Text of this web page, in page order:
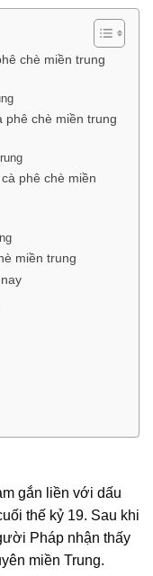
chè miền trung
phê chè miền trung
phê chè miền
miền trung
gắn liền với dấu
thế kỷ 19. Sau khi
Pháp nhận thấy
miền Trung.